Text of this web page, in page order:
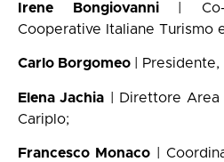
Irene Bongiovanni
|
Cooperative Italiane Turismo
Carlo Borgomeo |
Elena Jachia | Direttore Area
Cariplo;
Francesco Monaco
|